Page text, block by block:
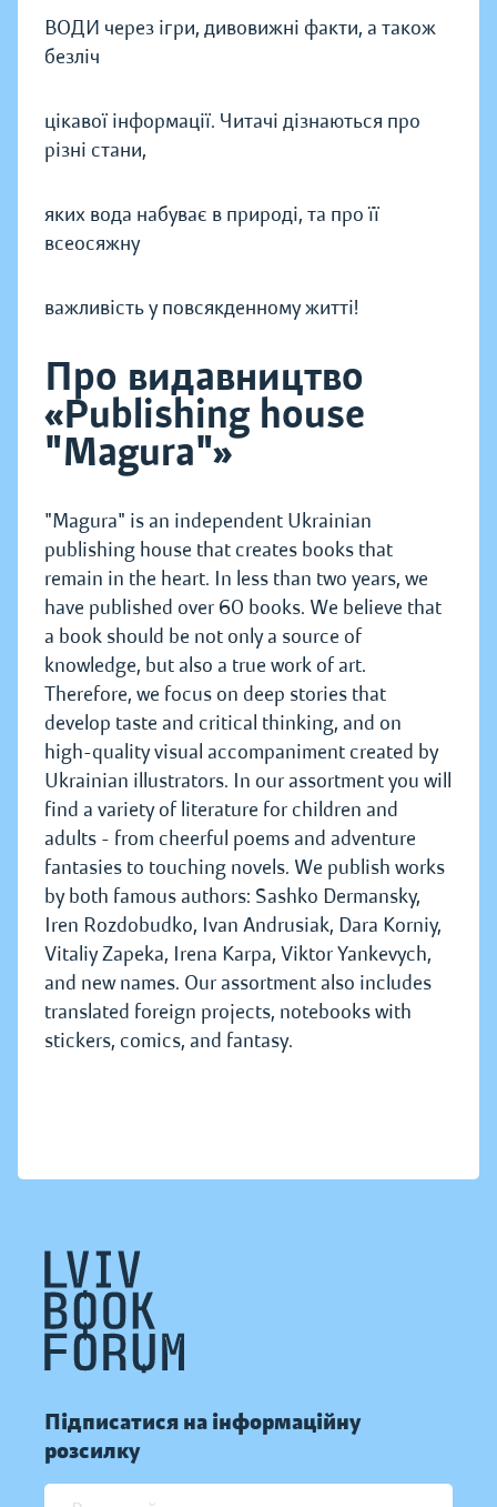
ВОДИ через ігри, дивовижні факти, а також
безліч
цікавої інформації. Читачі дізнаються про
різні стани,
яких вода набуває в природі, та про її
всеосяжну
важливість у повсякденному житті!
Про видавництво
«Publishing house
"Magura"»
"Magura" is an independent Ukrainian
publishing house that creates books that
remain in the heart. In less than two years, we
have published over 60 books. We believe that
a book should be not only a source of
knowledge, but also a true work of art.
Therefore, we focus on deep stories that
develop taste and critical thinking, and on
high-quality visual accompaniment created by
Ukrainian illustrators. In our assortment you will
find a variety of literature for children and
adults - from cheerful poems and adventure
fantasies to touching novels. We publish works
by both famous authors: Sashko Dermansky,
Iren Rozdobudko, Ivan Andrusiak, Dara Korniy,
Vitaliy Zapeka, Irena Karpa, Viktor Yankevych,
and new names. Our assortment also includes
translated foreign projects, notebooks with
stickers, comics, and fantasy.
Підписатися на інформаційну
розсилку